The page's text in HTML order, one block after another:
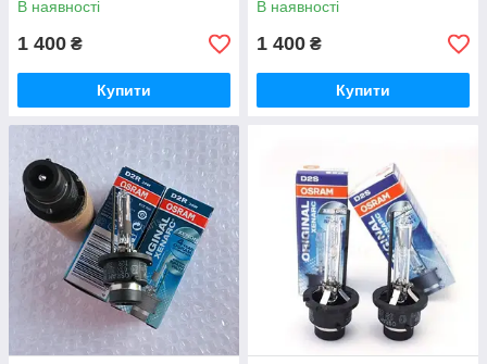
В наявності
1 400 ₴
Купити
В наявності
1 400 ₴
Купити